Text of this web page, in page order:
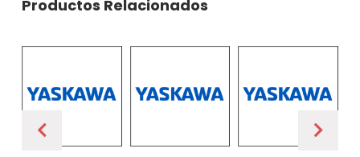
Productos Relacionados